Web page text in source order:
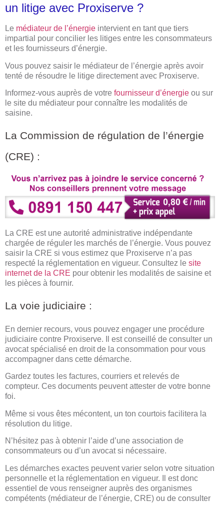
un litige avec Proxiserve ?
Le médiateur de l’énergie intervient en tant que tiers
impartial pour concilier les litiges entre les consommateurs
et les fournisseurs d’énergie.
Vous pouvez saisir le médiateur de l’énergie après avoir
tenté de résoudre le litige directement avec Proxiserve.
Informez-vous auprès de votre fournisseur d’énergie ou sur
le site du médiateur pour connaître les modalités de
saisine.
La Commission de régulation de l’énergie
(CRE) :
La CRE est une autorité administrative indépendante
chargée de réguler les marchés de l’énergie. Vous pouvez
saisir la CRE si vous estimez que Proxiserve n’a pas
respecté la réglementation en vigueur. Consultez le site
internet de la CRE pour obtenir les modalités de saisine et
les pièces à fournir.
La voie judiciaire :
En dernier recours, vous pouvez engager une procédure
judiciaire contre Proxiserve. Il est conseillé de consulter un
avocat spécialisé en droit de la consommation pour vous
accompagner dans cette démarche.
Gardez toutes les factures, courriers et relevés de
compteur. Ces documents peuvent attester de votre bonne
foi.
Même si vous êtes mécontent, un ton courtois facilitera la
résolution du litige.
N’hésitez pas à obtenir l’aide d’une association de
consommateurs ou d’un avocat si nécessaire.
Les démarches exactes peuvent varier selon votre situation
personnelle et la réglementation en vigueur. Il est donc
essentiel de vous renseigner auprès des organismes
compétents (médiateur de l’énergie, CRE) ou de consulter